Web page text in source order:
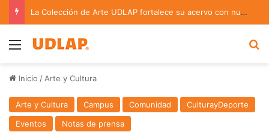
La Colección de Arte UDLAP fortalece su acervo con nuevas obras de artistas emergentes y consolidados
Menu
Inicio / Arte y Cultura
Arte y Cultura Campus Comunidad
CulturayDeporte
Eventos
Notas de prensa